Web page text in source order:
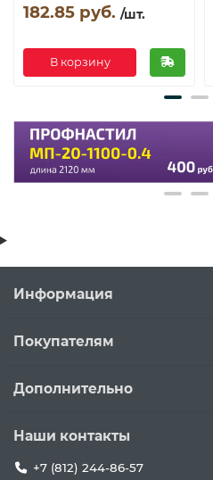
182.85 руб. /шт.
В корзину
Информация
Покупателям
Дополнительно
Наши контакты
+7 (812) 244-86-57